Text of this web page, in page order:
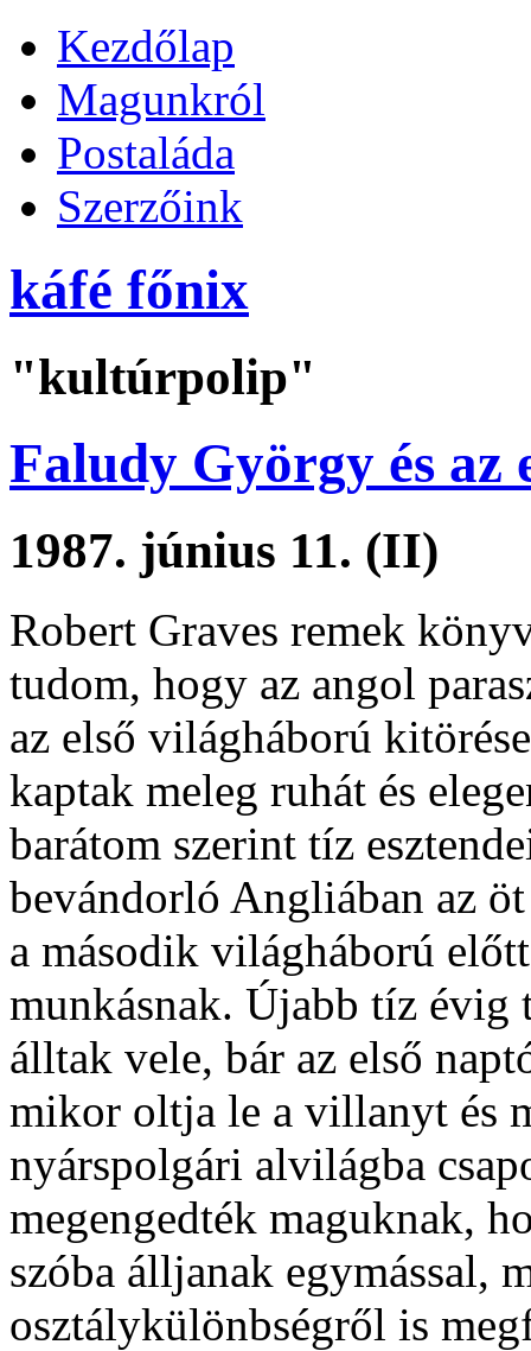
Kezdőlap
Magunkról
Postaláda
Szerzőink
káfé főnix
"kultúrpolip"
Faludy György és az
1987. június 11. (II)
Robert Graves remek
tudom, hogy az angol
az első világháború
kaptak meleg ruhát és
barátom szerint tíz
bevándorló Angliában az
a második világháború
munkásnak. Újabb tíz évig
álltak vele, bár az első
mikor oltja le a villanyt és
nyárspolgári alvilágba
megengedték maguknak,
szóba álljanak egymással,
osztálykülönbségről is